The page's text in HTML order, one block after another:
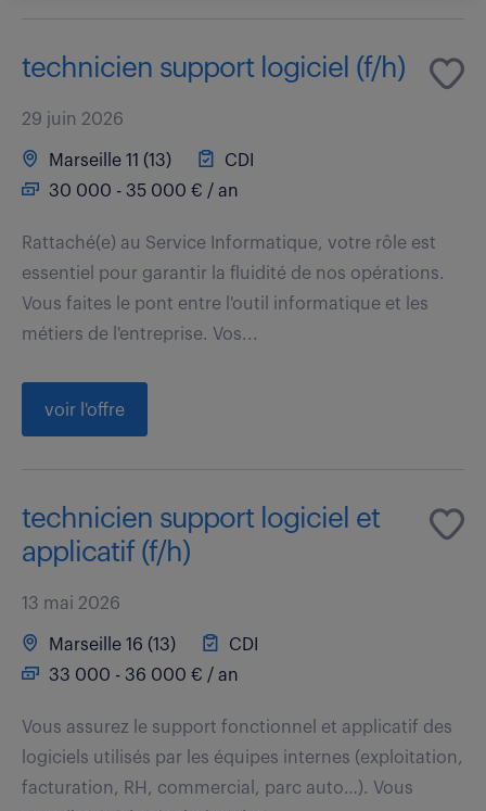
technicien support logiciel (f/h)
29 juin 2026
Marseille 11 (13)
CDI
30 000 - 35 000 € / an
Rattaché(e) au Service Informatique, votre rôle est
essentiel pour garantir la fluidité de nos opérations.
Vous faites le pont entre l'outil informatique et les
métiers de l'entreprise. Vos...
voir l'offre
technicien support logiciel et
applicatif (f/h)
13 mai 2026
Marseille 16 (13)
CDI
33 000 - 36 000 € / an
Vous assurez le support fonctionnel et applicatif des
logiciels utilisés par les équipes internes (exploitation,
facturation, RH, commercial, parc auto…). Vous